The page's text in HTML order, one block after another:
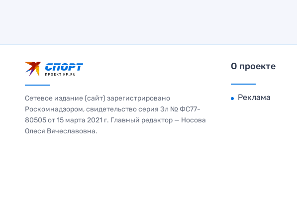
Сетевое издание (сайт) зарегистрировано
Роскомнадзором, свидетельство серия Эл № ФС77-
80505 от 15 марта 2021 г. Главный редактор — Носова
Олеся Вячеславовна.
О проекте
Реклама